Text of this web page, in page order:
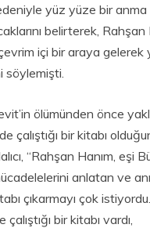
yüz yüze bir anma
belirterek, Rahşan
içi bir araya gelerek
söylemişti.
ölümünden önce
çalıştığı bir kitabı
“Rahşan Hanım, eşi
anlatan ve
çıkarmayı çok
çalıştığı bir kitabı vardı,